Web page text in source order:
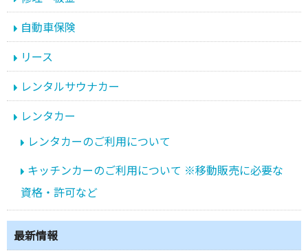
自動車保険
リース
レンタルサウナカー
レンタカー
レンタカーのご利用について
キッチンカーのご利用について ※移動販売に必要な
資格・許可など
最新情報